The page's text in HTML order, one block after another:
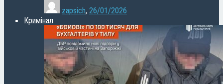
zapsich, 26/01/2026
Кримінал